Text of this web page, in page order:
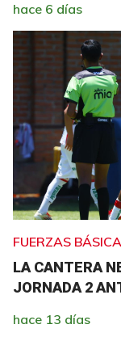
hace 6 días
FUERZAS
LA CANTERA
JORNADA 2
hace 13 días